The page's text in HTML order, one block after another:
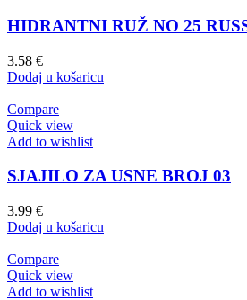
HIDRANTNI RUŽ NO 25
3.58 €
Dodaj u košaricu
Compare
Quick view
Add to wishlist
SJAJILO ZA USNE BROJ 03
3.99 €
Dodaj u košaricu
Compare
Quick view
Add to wishlist